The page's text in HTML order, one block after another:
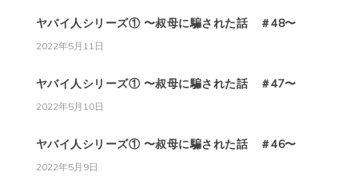
ヤバイ人シリーズ① 〜叔母に騙された話 ＃48〜
2022年5月11日
ヤバイ人シリーズ① 〜叔母に騙された話 ＃47〜
2022年5月10日
ヤバイ人シリーズ① 〜叔母に騙された話 ＃46〜
2022年5月9日